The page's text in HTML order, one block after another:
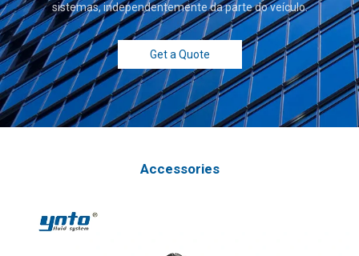
sistemas, independentemente da parte do veículo.
Get a Quote
Accessories